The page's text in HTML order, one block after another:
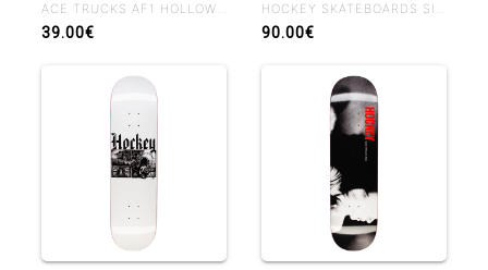
ACE TRUCKS AF1 HOLLOW POLISHED
39.00€
HOCKEY SKATEBOARDS SIDE EFFECTS BEN KADOW 8.25 BEN SHAPE
90.00€